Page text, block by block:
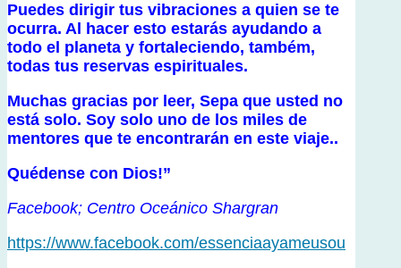
Puedes dirigir tus vibraciones a quien se te
ocurra. Al hacer esto estarás ayudando a
todo el planeta y fortaleciendo, também,
todas tus reservas espirituales.
Muchas gracias por leer, Sepa que usted no
está solo. Soy solo uno de los miles de
mentores que te encontrarán en este viaje..
Quédense con Dios!”
Facebook; Centro Oceánico Shargran
https://www.facebook.com/essenciaayameusou